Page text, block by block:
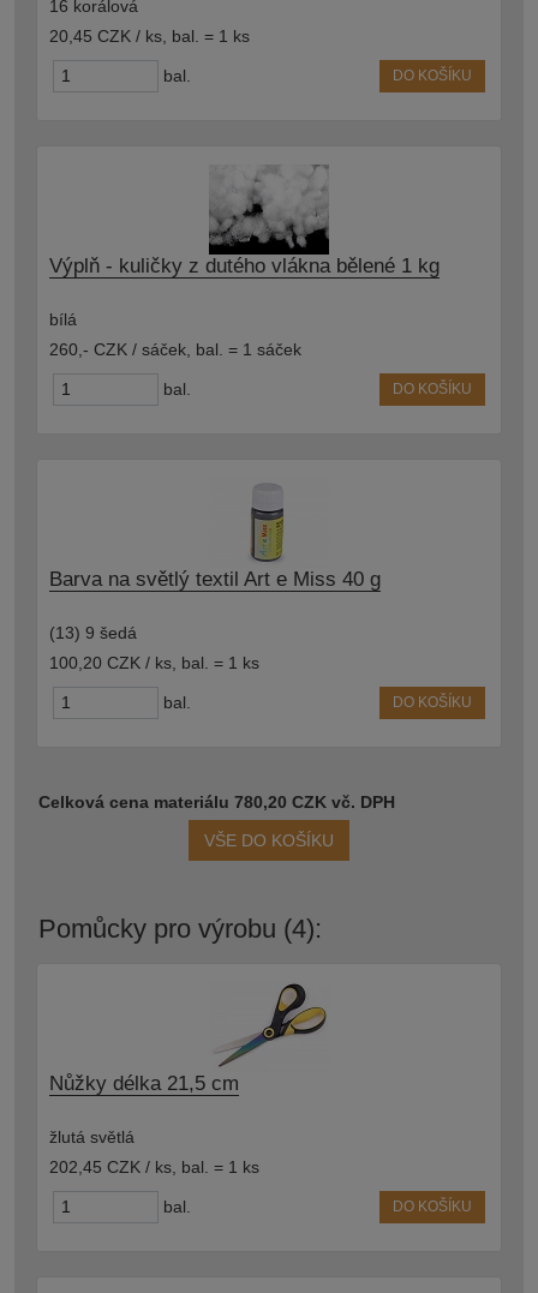
16 korálová
20,45 CZK / ks bal. = 1 ks
bal. DO KOŠÍKU
Výplň - kuličky z dutého vlákna bělené 1 kg
bílá
260,- CZK / sáček bal. = 1 sáček
bal. DO KOŠÍKU
Barva na světlý textil Art e Miss 40 g
(13) 9 šedá
100,20 CZK / ks bal. = 1 ks
bal. DO KOŠÍKU
Celková cena materiálu 780,20 CZK vč. DPH
VŠE DO KOŠÍKU
Pomůcky pro výrobu (4):
Nůžky délka 21,5 cm
žlutá světlá
202,45 CZK / ks bal. = 1 ks
bal. DO KOŠÍKU